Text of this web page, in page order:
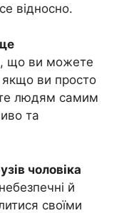
відносно.
що ви можете
якщо ви просто
людям самим
та
чоловіка
й
своїми